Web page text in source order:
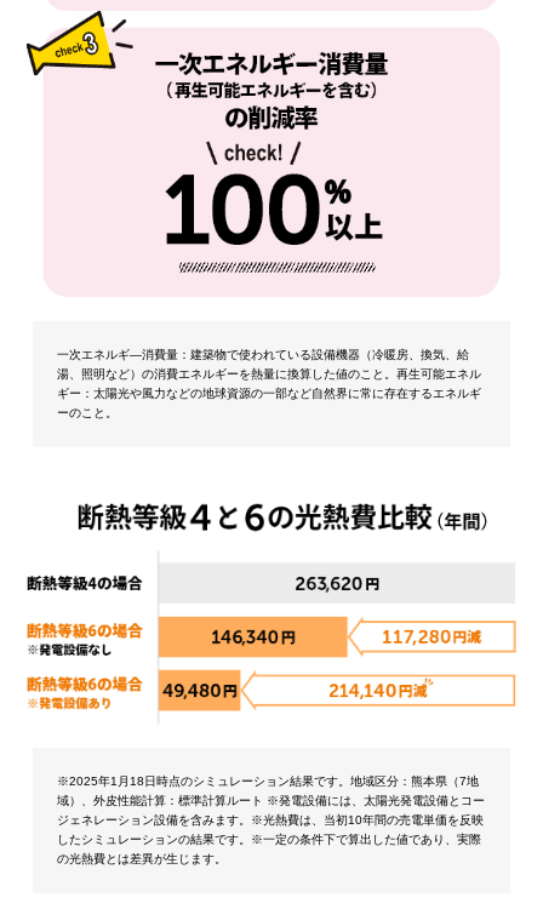
一次エネルギ―消費量：建築物で使われている設備機器（冷暖房、換気、給
湯、照明など）の消費エネルギーを熱量に換算した値のこと。再生可能エネル
ギー：太陽光や風力などの地球資源の一部など自然界に常に存在するエネルギ
ーのこと。
※2025年1月18日時点のシミュレーション結果です。地域区分：熊本県（7地
域）、外皮性能計算：標準計算ルート ※発電設備には、太陽光発電設備とコー
ジェネレーション設備を含みます。※光熱費は、当初10年間の売電単価を反映
したシミュレーションの結果です。※一定の条件下で算出した値であり、実際
の光熱費とは差異が生じます。